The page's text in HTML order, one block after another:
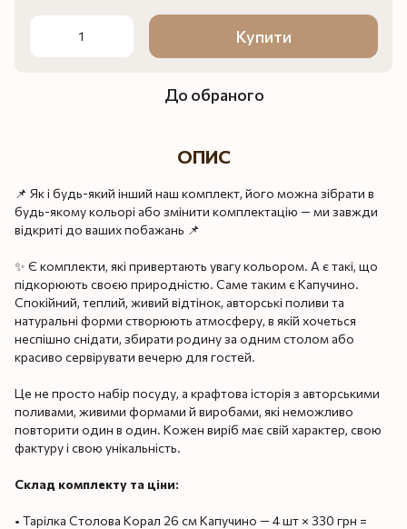
Купити
До обраного
ОПИС
📌 Як і будь-який інший наш комплект, його можна зібрати в
будь-якому кольорі або змінити комплектацію — ми завжди
відкриті до ваших побажань 📌
✨ Є комплекти, які привертають увагу кольором. А є такі, що
підкорюють своєю природністю. Саме таким є Капучино.
Спокійний, теплий, живий відтінок, авторські поливи та
натуральні форми створюють атмосферу, в якій хочеться
неспішно снідати, збирати родину за одним столом або
красиво сервірувати вечерю для гостей.
Це не просто набір посуду, а крафтова історія з авторськими
поливами, живими формами й виробами, які неможливо
повторити один в один. Кожен виріб має свій характер, свою
фактуру і свою унікальність.
Склад комплекту та ціни:
• Тарілка Столова Корал 26 см Капучино — 4 шт × 330 грн =